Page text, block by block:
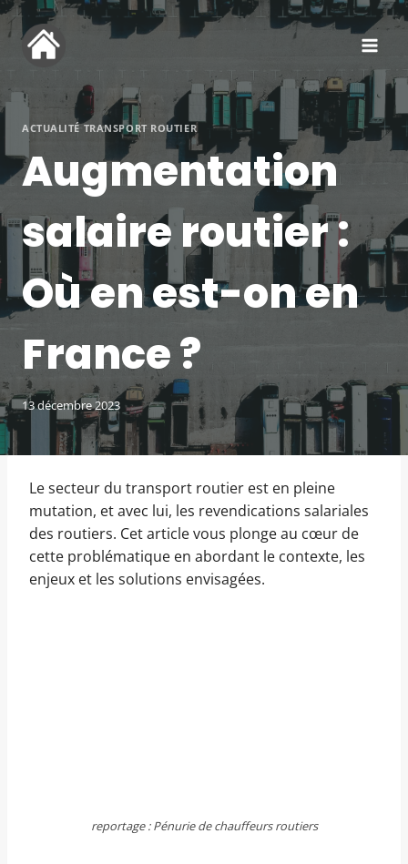
Aller
au
contenu
ACTUALITÉ TRANSPORT ROUTIER
Augmentation
salaire routier :
Où en est-on en
France ?
13 décembre 2023
Le secteur du transport routier est en pleine
mutation, et avec lui, les revendications salariales
des routiers. Cet article vous plonge au cœur de
cette problématique en abordant le contexte, les
enjeux et les solutions envisagées.
reportage : Pénurie de chauffeurs routiers